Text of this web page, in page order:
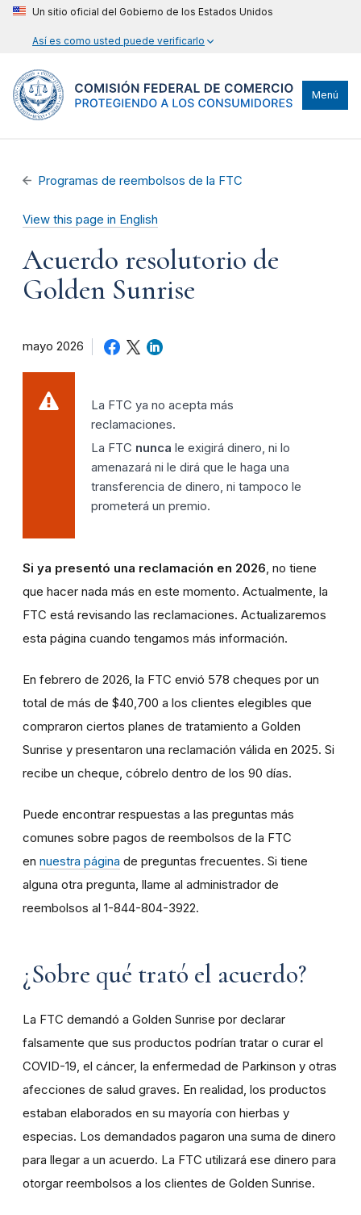
Un sitio oficial del Gobierno de los Estados Unidos
Así es como usted puede verificarlo
Menú
Programas de reembolsos de la FTC
View this page in English
Acuerdo resolutorio de
Golden Sunrise
mayo 2026
La FTC ya no acepta más
reclamaciones.
La FTC nunca le exigirá dinero, ni lo
amenazará ni le dirá que le haga una
transferencia de dinero, ni tampoco le
prometerá un premio.
Si ya presentó una reclamación en 2026, no tiene
que hacer nada más en este momento. Actualmente, la
FTC está revisando las reclamaciones. Actualizaremos
esta página cuando tengamos más información.
En febrero de 2026, la FTC envió 578 cheques por un
total de más de $40,700 a los clientes elegibles que
compraron ciertos planes de tratamiento a Golden
Sunrise y presentaron una reclamación válida en 2025. Si
recibe un cheque, cóbrelo dentro de los 90 días.
Puede encontrar respuestas a las preguntas más
comunes sobre pagos de reembolsos de la FTC
en nuestra página de preguntas frecuentes. Si tiene
alguna otra pregunta, llame al administrador de
reembolsos al 1-844-804-3922.
¿Sobre qué trató el acuerdo?
La FTC demandó a Golden Sunrise por declarar
falsamente que sus productos podrían tratar o curar el
COVID-19, el cáncer, la enfermedad de Parkinson y otras
afecciones de salud graves. En realidad, los productos
estaban elaborados en su mayoría con hierbas y
especias. Los demandados pagaron una suma de dinero
para llegar a un acuerdo. La FTC utilizará ese dinero para
otorgar reembolsos a los clientes de Golden Sunrise.